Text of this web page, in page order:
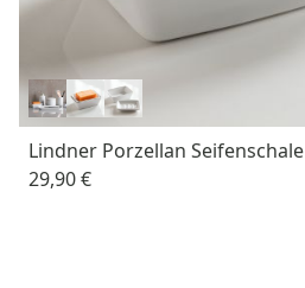
Lindner Porzellan Seifenschale
29,90 €